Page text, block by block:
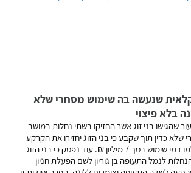
שנעשה בה שימוש מסחרי שלא
בלא פיצוי
שהגישו בני זוג אשר החזיקו בשתי נחלות במושב
שלא כדין תוך שקבע כי בני הזוג יחזירו את הקרקע
לרמ"י בלא פיצוי וישלמו דמי שימוש בסך 7 מיליון ₪. עוד נפסק כי בני הזוג
לנמל התעופה בן גוריון לשם הפעלת חניון